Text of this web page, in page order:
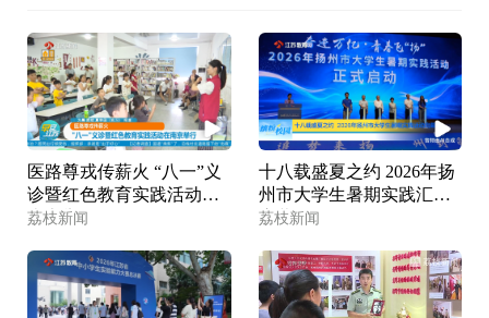
医路尊戎传薪火 “八一”义
诊暨红色教育实践活动在
南京举行
荔枝新闻
十八载盛夏之约 2026年扬
州市大学生暑期实践汇动
启幕
荔枝新闻